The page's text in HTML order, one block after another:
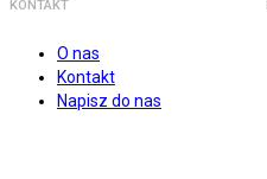
KONTAKT
O nas
Kontakt
Napisz do nas